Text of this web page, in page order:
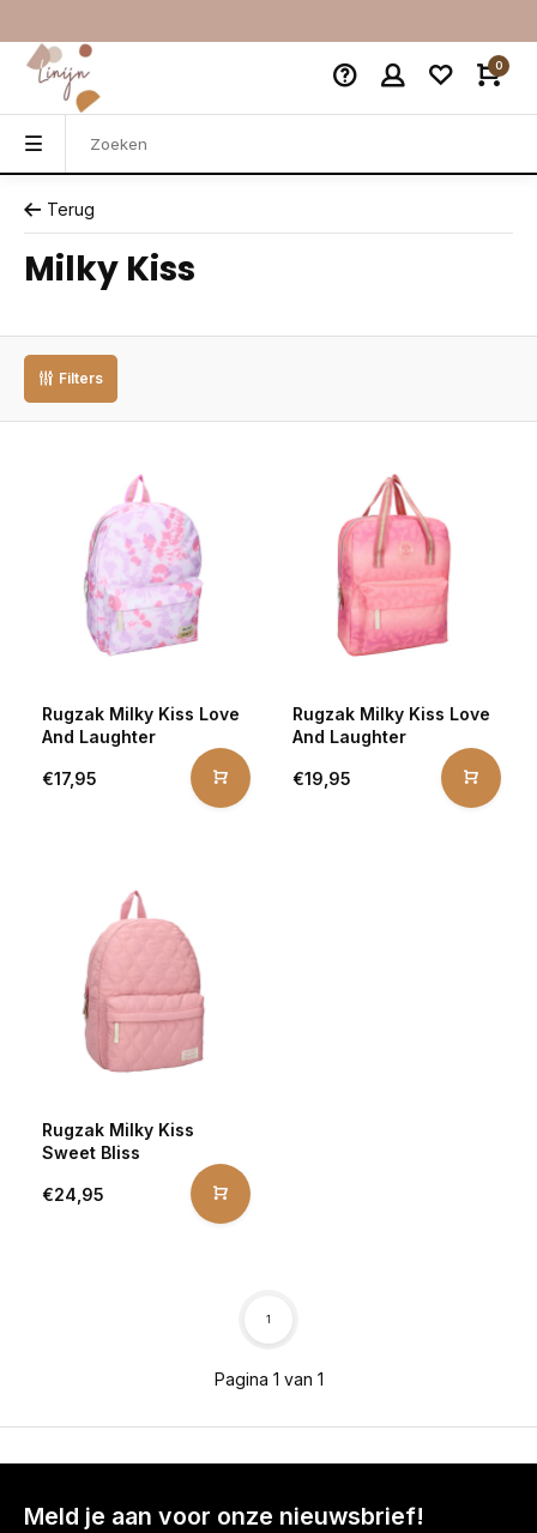
0
Terug
Milky Kiss
Filters
Rugzak Milky Kiss Love
And Laughter
€17,95
Rugzak Milky Kiss Love
And Laughter
€19,95
Rugzak Milky Kiss
Sweet Bliss
€24,95
Pagina 1 van 1
1
Meld je aan voor onze nieuwsbrief!